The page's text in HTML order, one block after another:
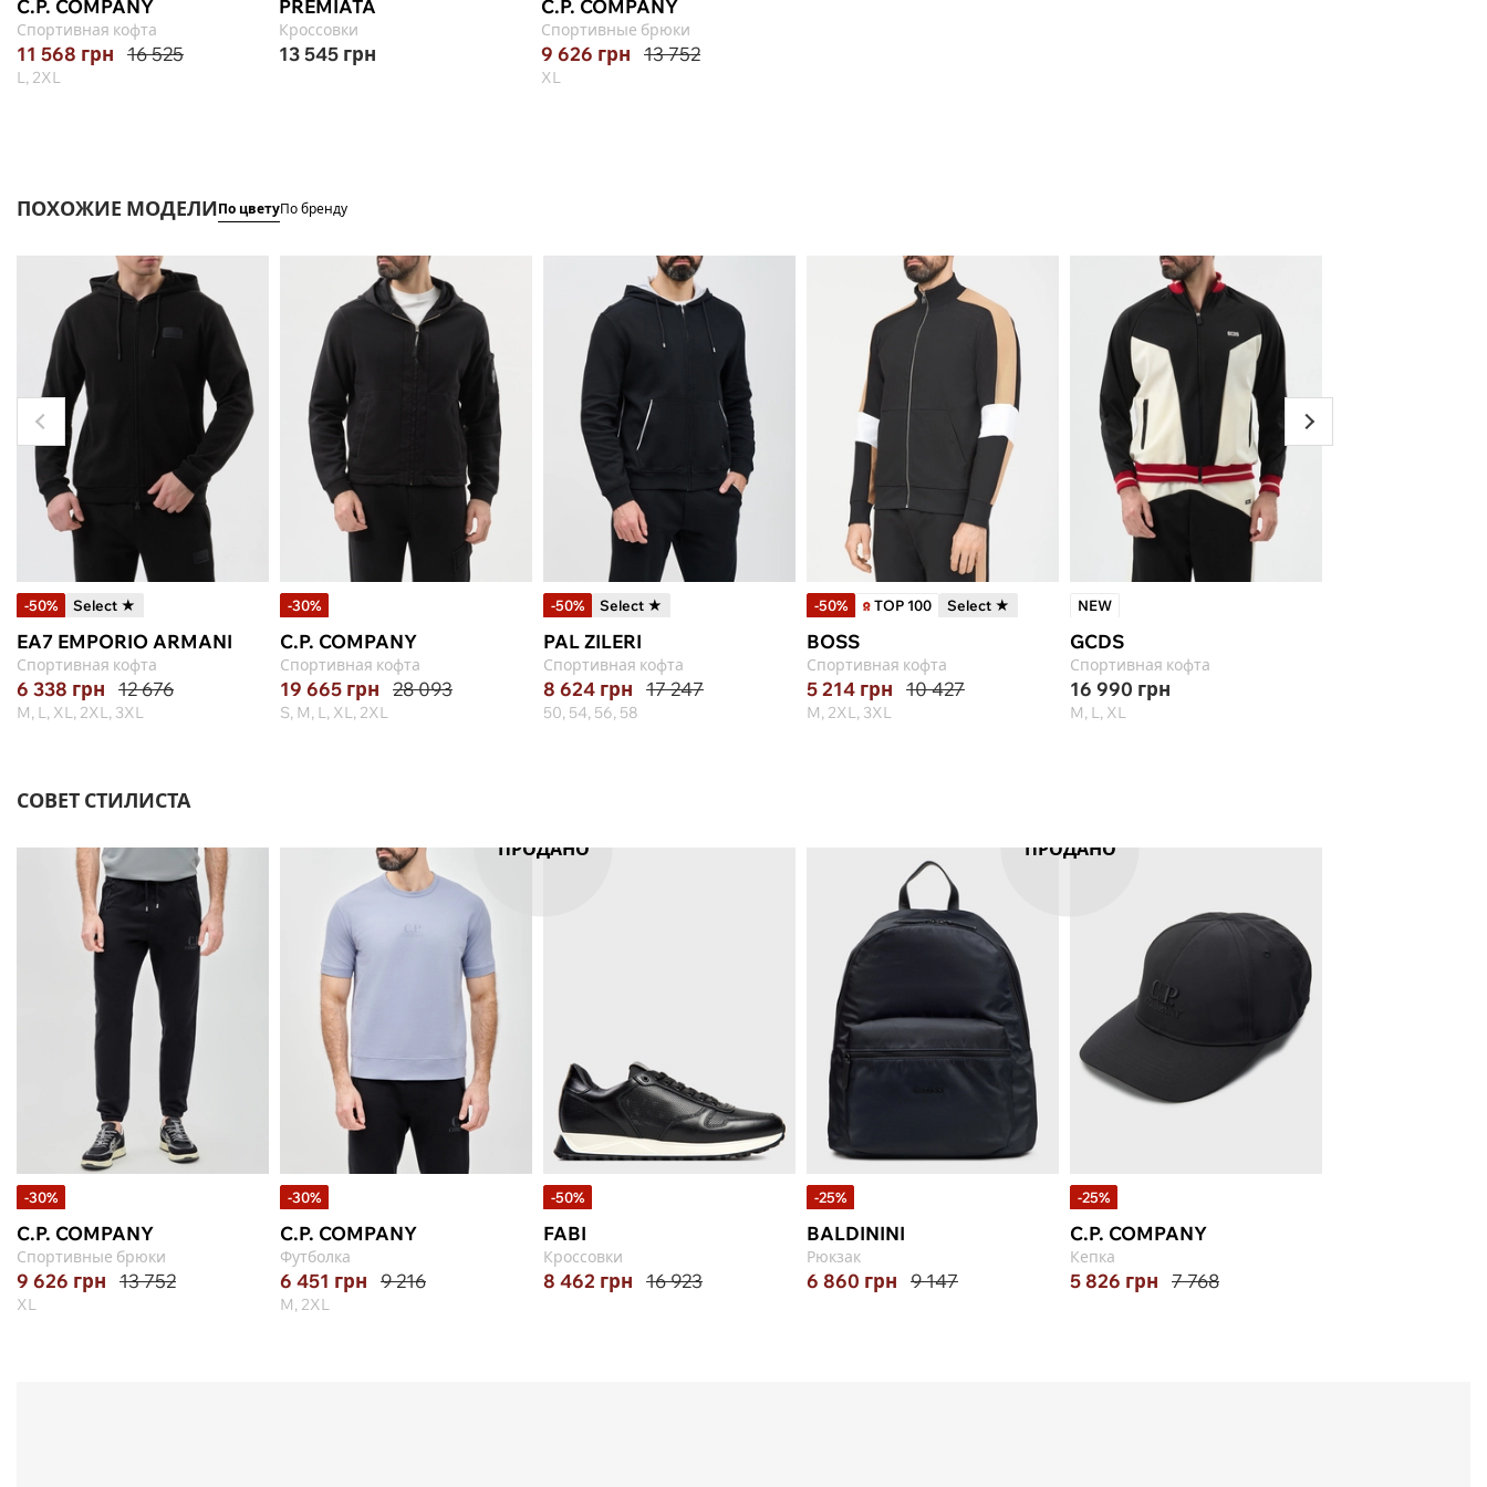
C.P. COMPANY
Спортивная кофта
11 568 грн 16 525
L, 2XL
PREMIATA
Кроссовки
13 545 грн
C.P. COMPANY
Спортивные брюки
9 626 грн 13 752
XL
ПОХОЖИЕ МОДЕЛИПо цветуПо бренду
-50% Select ★
EA7 EMPORIO ARMANI
Спортивная кофта
6 338 грн 12 676
M, L, XL, 2XL, 3XL
-30%
C.P. COMPANY
Спортивная кофта
19 665 грн 28 093
S, M, L, XL, 2XL
-50% Select ★
PAL ZILERI
Спортивная кофта
8 624 грн 17 247
50, 54, 56, 58
-50% TOP 100 Select ★
BOSS
Спортивная кофта
5 214 грн 10 427
M, 2XL, 3XL
NEW
GCDS
Спортивная кофта
16 990 грн
M, L, XL
СОВЕТ СТИЛИСТА
-30%
C.P. COMPANY
Спортивные брюки
9 626 грн 13 752
XL
-30%
C.P. COMPANY
Футболка
6 451 грн 9 216
M, 2XL
ПРОДАНО
-50%
FABI
Кроссовки
8 462 грн 16 923
-25%
BALDININI
Рюкзак
6 860 грн 9 147
ПРОДАНО
-25%
C.P. COMPANY
Кепка
5 826 грн 7 768